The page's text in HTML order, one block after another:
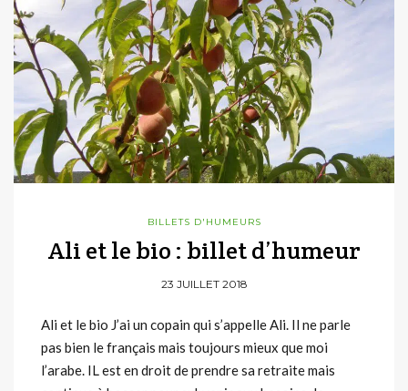
BILLETS D'HUMEURS
Ali et le bio : billet d’humeur
23 JUILLET 2018
Ali et le bio J’ai un copain qui s’appelle Ali. Il ne parle
pas bien le français mais toujours mieux que moi
l’arabe. IL est en droit de prendre sa retraite mais